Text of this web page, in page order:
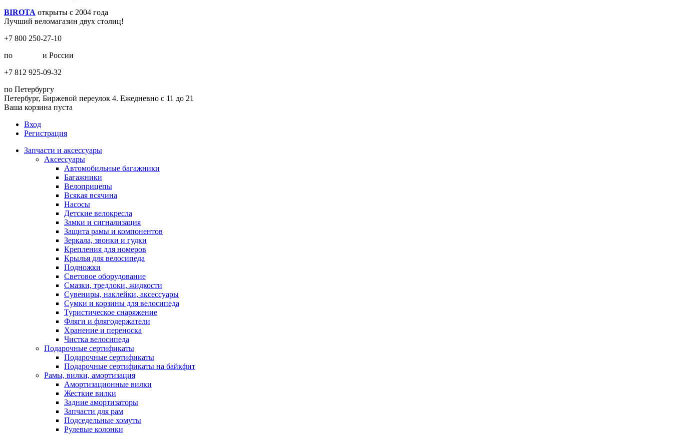
BIROTA открыты с 2004 года
Лучший веломагазин двух столиц!
+7 800 250-27-10
по
и России
+7 812 925-09-32
по Петербургу
Петербург, Биржевой переулок 4. Ежедневно с 11 до 21
Ваша корзина пуста
Вход
Регистрация
Запчасти и аксессуары
Аксессуары
Автомобильные багажники
Багажники
Велоприцепы
Всякая всячина
Насосы
Детские велокресла
Замки и сигнализация
Защита рамы и компонентов
Зеркала, звонки и гудки
Крепления для номеров
Крылья для велосипеда
Подножки
Световое оборудование
Смазки, тредлоки, жидкости
Сувениры, наклейки, аксессуары
Сумки и корзины для велосипеда
Туристическое снаряжение
Фляги и флягодержатели
Хранение и переноска
Чистка велосипеда
Подарочные сертификаты
Подарочные сертификаты
Подарочные сертификаты на байкфит
Рамы, вилки, амортизация
Амортизационные вилки
Жесткие вилки
Задние амортизаторы
Запчасти для рам
Подседельные хомуты
Рулевые колонки